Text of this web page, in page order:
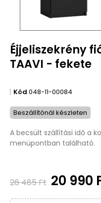
Éjjeliszekrény
TAAVI - fekete
Kód 048-11-00084
Beszállítónál készleten
A becsült szállítási idő a
menüpontban található.
26 485 Ft 20 990